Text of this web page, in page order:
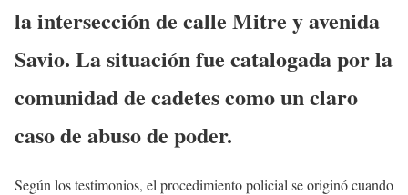
la intersección de calle Mitre y avenida
Savio. La situación fue catalogada por la
comunidad de cadetes como un claro
caso de abuso de poder.
Según los testimonios, el procedimiento policial se originó cuando